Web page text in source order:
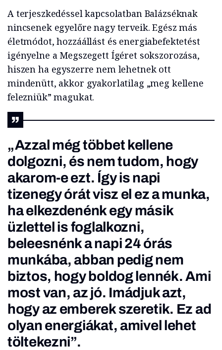
A terjeszkedéssel kapcsolatban Balázséknak
nincsenek egyelőre nagy terveik. Egész más
életmódot, hozzáállást és energiabefektetést
igényelne a Megszegett Ígéret sokszorozása,
hiszen ha egyszerre nem lehetnek ott
mindenütt, akkor gyakorlatilag „meg kellene
felezniük” magukat.
„Azzal még többet kellene
dolgozni, és nem tudom, hogy
akarom-e ezt. Így is napi
tizenegy órát visz el ez a munka,
ha elkezdenénk egy másik
üzlettel is foglalkozni,
beleesnénk a napi 24 órás
munkába, abban pedig nem
biztos, hogy boldog lennék. Ami
most van, az jó. Imádjuk azt,
hogy az emberek szeretik. Ez ad
olyan energiákat, amivel lehet
töltekezni”.